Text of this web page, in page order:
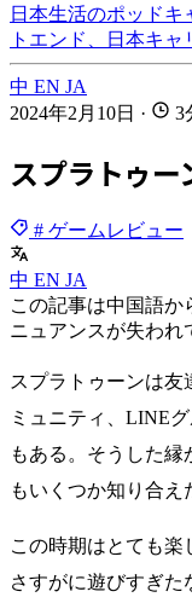
日本生活のポッドキ
トエンド、日本キャ
中 EN JA
2024年2月10日 · 3
スプラトゥー
# ゲームレビュー
中 EN JA
この記事は中国語か
ニュアンスが失われ
スプラトゥーンは友
ミュニティ、LINE
もある。そうした縁
もいくつか知り合え
この時期はとても楽
さすがに遊びすぎ